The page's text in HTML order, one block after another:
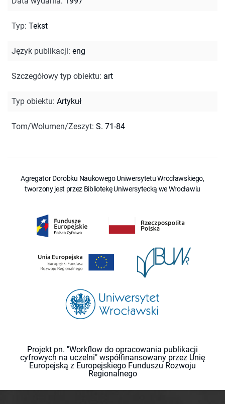
Typ: Tekst
Język publikacji: eng
Szczegółowy typ obiektu: art
Typ obiektu: Artykuł
Tom/Wolumen/Zeszyt: S. 71-84
Agregator Dorobku Naukowego Uniwersytetu Wrocławskiego,
tworzony jest przez Bibliotekę Uniwersytecką we Wrocławiu
Projekt pn. "Workflow do opracowania publikacji
cyfrowych na uczelni" współfinansowany przez Unię
Europejską z Europejskiego Funduszu Rozwoju
Regionalnego